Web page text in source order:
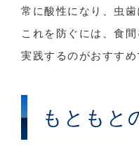
常に酸性になり、虫歯
これを防ぐには、食
実践するのがおすすめ
もともと